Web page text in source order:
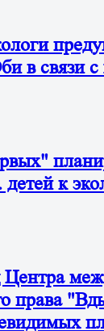
в связи
к
права